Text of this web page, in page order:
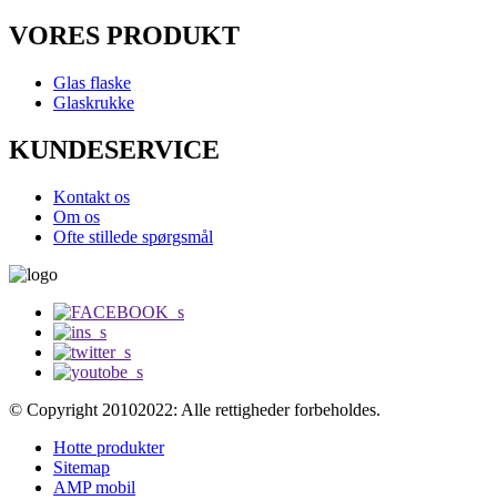
VORES PRODUKT
Glas flaske
Glaskrukke
KUNDESERVICE
Kontakt os
Om os
Ofte stillede spørgsmål
© Copyright 20102022: Alle rettigheder forbeholdes.
Hotte produkter
Sitemap
AMP mobil